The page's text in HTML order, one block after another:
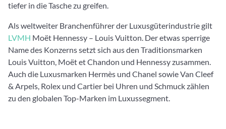
tiefer in die Tasche zu greifen.
Als weltweiter Branchenführer der Luxusgüterindustrie gilt
LVMH Moët Hennessy – Louis Vuitton. Der etwas sperrige
Name des Konzerns setzt sich aus den Traditionsmarken
Louis Vuitton, Moët et Chandon und Hennessy zusammen.
Auch die Luxusmarken Hermès und Chanel sowie Van Cleef
& Arpels, Rolex und Cartier bei Uhren und Schmuck zählen
zu den globalen Top-Marken im Luxussegment.